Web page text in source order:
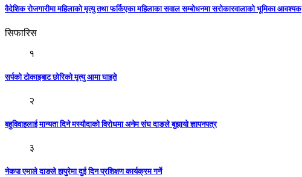
वैदेशिक रोजगारीमा महिलाको मृत्यु तथा फर्किएका महिलाका सवाल सम्बोधनमा सरोकारवालाको भूमिका आवश्यक
सिफारिस
१
सर्पकाे टाेकाइबाट छाेरिकाे मृत्यु आमा घाइते
२
बहुविवाहलाई मान्यता दिने मस्यौदाको विरोधमा अनेम संघ दाङले बुझायाे ज्ञापनपत्र
३
नेकपा एमाले दाङले हापुरेमा दुई दिन प्रशिक्षण कार्यक्रम गर्ने